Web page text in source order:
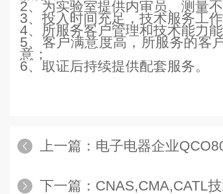
2、为实验室提供内审员、测量
3、投入时间充足，技术服务工
4、所服务客户管理和技术能力
5、客户满意度高，所服务的客
意；
6、取证后持续提供配套服务。
上一篇： 电子电器企业
下一篇： CNAS,CMA,CATL技术服